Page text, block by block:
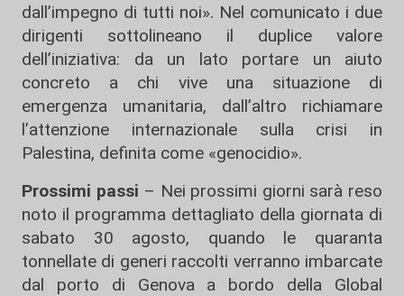
dall’impegno di tutti noi». Nel comunicato i due
dirigenti sottolineano il duplice valore
dell’iniziativa: da un lato portare un aiuto
concreto a chi vive una situazione di
emergenza umanitaria, dall’altro richiamare
l’attenzione internazionale sulla crisi in
Palestina, definita come «genocidio».
Prossimi passi – Nei prossimi giorni sarà reso
noto il programma dettagliato della giornata di
sabato 30 agosto, quando le quaranta
tonnellate di generi raccolti verranno imbarcate
dal porto di Genova a bordo della Global